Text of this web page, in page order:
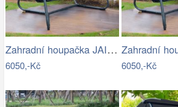
Zahradní houpačka JAIRA Tempo Kondela
6050,-Kč 6050,-Kč